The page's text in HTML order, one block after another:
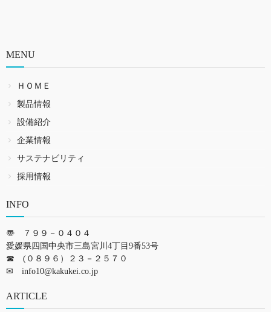
MENU
ＨＯＭＥ
製品情報
設備紹介
企業情報
サステナビリティ
採用情報
INFO
〠 ７９９－０４０４
愛媛県四国中央市三島宮川4丁目9番53号
☎ (０８９６）２３－２５７０
✉ info10@kakukei.co.jp
ARTICLE